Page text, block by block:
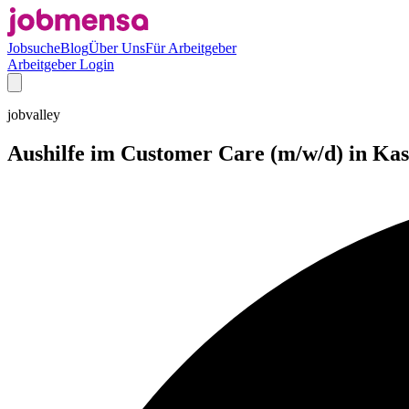
JobsucheBlogÜber UnsFür Arbeitgeber
Arbeitgeber Login
jobvalley
Aushilfe im Customer Care (m/w/d) in